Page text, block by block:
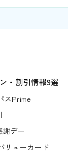
・割引情報9選
スPrime
謝デー
リューカード